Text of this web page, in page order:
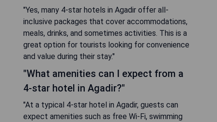
"Yes, many 4-star hotels in Agadir offer all-
inclusive packages that cover accommodations,
meals, drinks, and sometimes activities. This is a
great option for tourists looking for convenience
and value during their stay."
"What amenities can I expect from a
4-star hotel in Agadir?"
"At a typical 4-star hotel in Agadir, guests can
expect amenities such as free Wi-Fi, swimming